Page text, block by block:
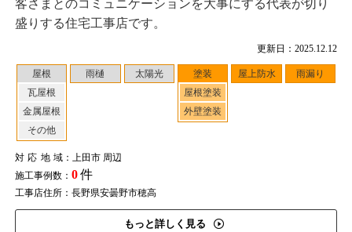
更新日：2025.12.12
屋根
瓦屋根
金属屋根
その他
雨樋 太陽光
塗装
屋根塗装
外壁塗装
屋上防水 雨漏り
対応地域：上田市 周辺
施工事例数： 0件
工事店住所：長野県安曇野市穂高
もっと詳しく見る
客さまとのコミュニケーションを大事にする代表が切り
盛りする住宅工事店です。